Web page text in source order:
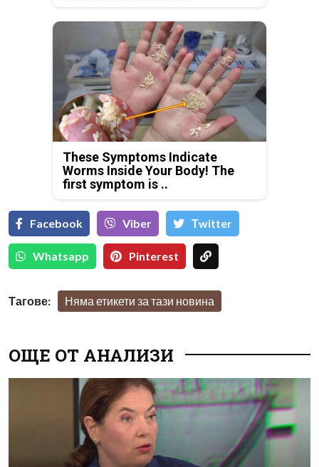
These Symptoms Indicate
Worms Inside Your Body! The
first symptom is ..
Facebook Viber Тwitter
Whatsapp Pinterest
Тагове: Няма етикети за тази новина
ОЩЕ ОТ АНАЛИЗИ